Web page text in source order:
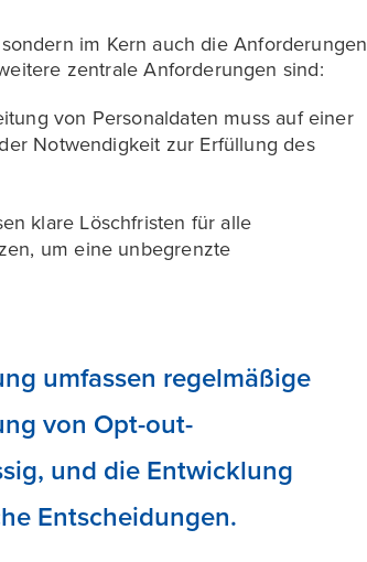
im Kern auch die Anforderungen
zentrale Anforderungen sind:
von Personaldaten muss auf einer
Notwendigkeit zur Erfüllung des
klare Löschfristen für alle
um eine unbegrenzte
umfassen regelmäßige
von Opt-out-
und die Entwicklung
Entscheidungen.